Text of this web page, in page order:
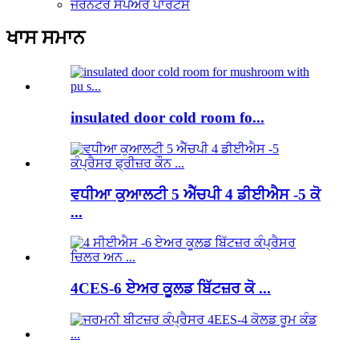
ਜਰਨੇਟਰ ਸਪੇਅਰ ਪਾਰਟਸ
ਖਾਸ ਸਮਾਨ
insulated door cold room fo...
ਵਧੀਆ ਕੁਆਲਟੀ 5 ਐੱਚਪੀ 4 ਡੀਈਐਸ -5 ਕੋ
...
4CES-6 ਏਅਰ ਕੂਲਡ ਬਿੱਟਜ਼ਰ ਕੋ ...